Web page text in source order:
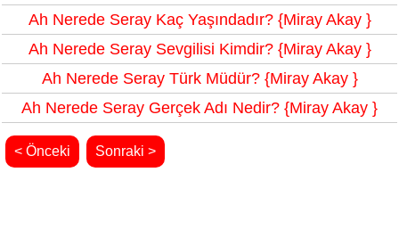
Ah Nerede Seray Kaç Yaşındadır? {Miray Akay }
Ah Nerede Seray Sevgilisi Kimdir? {Miray Akay }
Ah Nerede Seray Türk Müdür? {Miray Akay }
Ah Nerede Seray Gerçek Adı Nedir? {Miray Akay }
< Önceki Sonraki >